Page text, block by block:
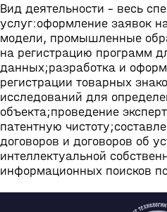
Вид деятельности - весь
услуг:оформление заявок
модели, промышленные
на регистрацию программ
данных;разработка и
регистрации товарных
исследований для
объекта;проведение
патентную
договоров и договоров об
интеллектуальной
информационных поисков